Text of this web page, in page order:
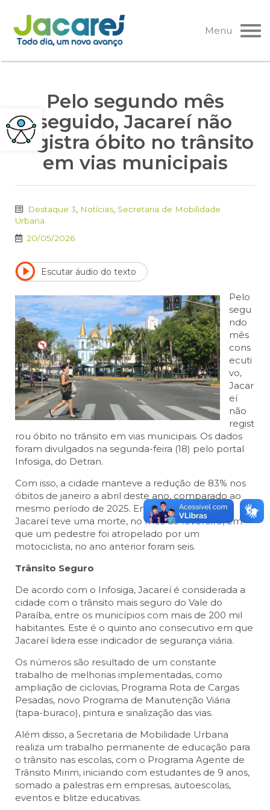
Pular
para
o
Menu
Pelo segundo mês
seguido, Jacareí não
registra óbito no trânsito
em vias municipais
Destaque 3 Notícias Secretaria de Mobilidade
Urbana
20/05/2026
Escutar áudio do texto
Pelo
segu
ndo
mês
cons
ecuti
vo,
Jacar
eí
não
regist
rou óbito no trânsito em vias municipais. Os dados
foram divulgados na segunda-feira (18) pelo portal
Infosiga, do Detran.
Com isso, a cidade manteve a redução de 83% nos
óbitos de janeiro a abril deste ano, comparado ao
mesmo período de 2025. Enquanto em 2026
Jacareí teve uma morte, no mês de fevereiro, em
que um pedestre foi atropelado por um
motociclista, no ano anterior foram seis.
Trânsito Seguro
De acordo com o Infosiga, Jacareí é considerada a
cidade com o trânsito mais seguro do Vale do
Paraíba, entre os municípios com mais de 200 mil
habitantes. Este é o quinto ano consecutivo em que
Jacareí lidera esse indicador de segurança viária.
Os números são resultado de um constante
trabalho de melhorias implementadas, como
ampliação de ciclovias, Programa Rota de Cargas
Pesadas, novo Programa de Manutenção Viária
(tapa-buraco), pintura e sinalização das vias.
Além disso, a Secretaria de Mobilidade Urbana
realiza um trabalho permanente de educação para
o trânsito nas escolas, com o Programa Agente de
Trânsito Mirim, iniciando com estudantes de 9 anos,
somado a palestras em empresas, autoescolas,
eventos e blitze educativas.